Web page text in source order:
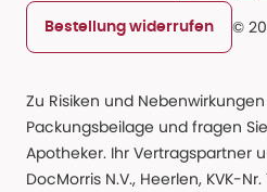
Bestellung widerrufen ©
Zu Risiken und
Packungsbeilage und fragen
Apotheker. Ihr Vertragspartner
DocMorris N.V., Heerlen, KVK-